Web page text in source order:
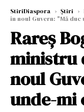
StiriDiaspora › Știri ›
în noul Guvern: "Mă duc
Rareș
ministru
noul
unde-mi